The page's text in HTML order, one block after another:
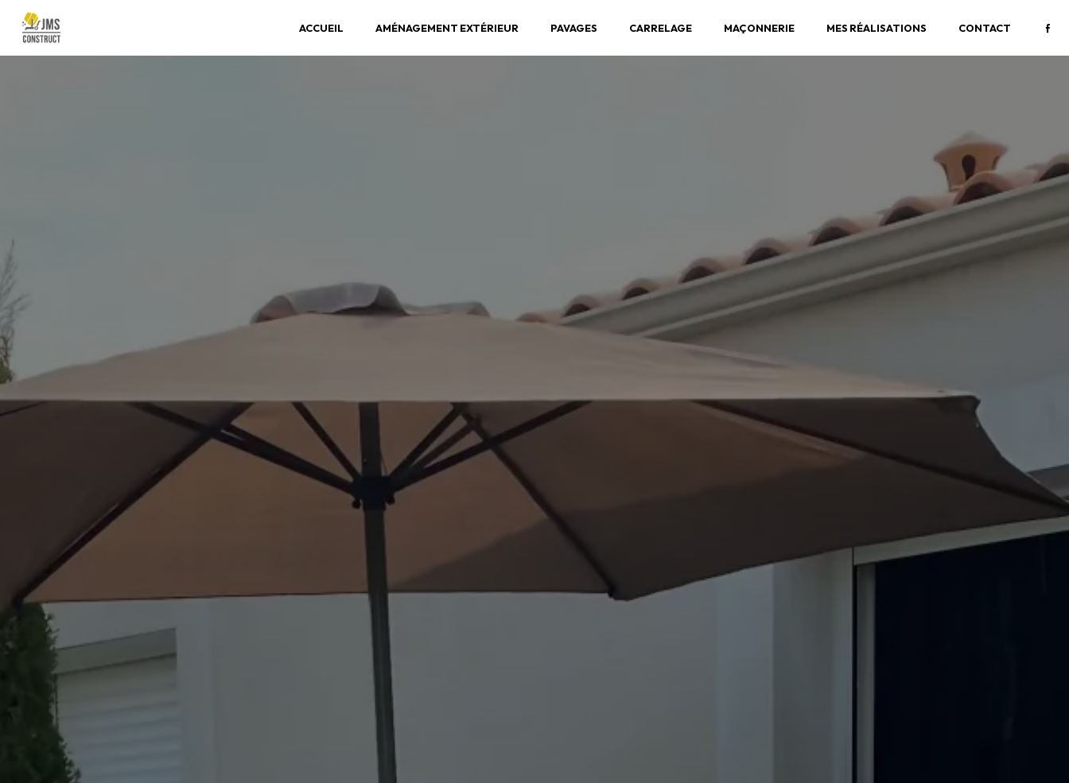
ACCUEIL AMÉNAGEMENT EXTÉRIEUR PAVAGES CARRELAGE MAÇONNERIE MES RÉALISATIONS CONTACT
Panneau de gestion des cookies